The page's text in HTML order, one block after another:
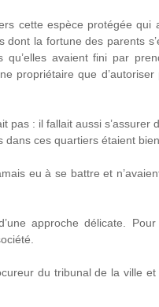
cette espèce protégée qui
la fortune des parents
avaient fini par
propriétaire que
: il fallait aussi s’assurer
ces quartiers étaient
eu à se battre et
approche délicate.
du tribunal de la ville